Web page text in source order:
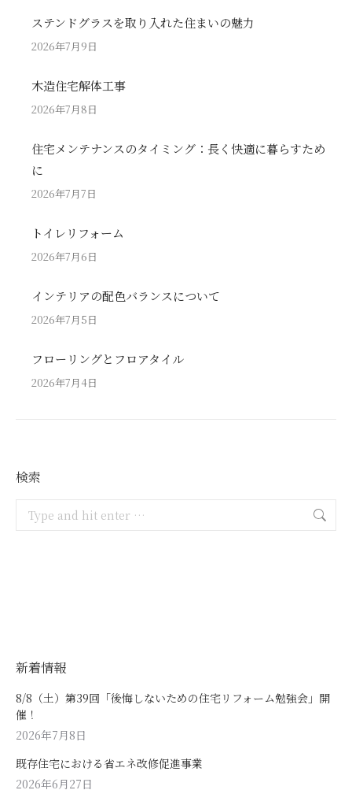
ステンドグラスを取り入れた住まいの魅力
2026年7月9日
木造住宅解体工事
2026年7月8日
住宅メンテナンスのタイミング：長く快適に暮らすため
に
2026年7月7日
トイレリフォーム
2026年7月6日
インテリアの配色バランスについて
2026年7月5日
フローリングとフロアタイル
2026年7月4日
検索
新着情報
8/8（土）第39回「後悔しないための住宅リフォーム勉強会」開
催！
2026年7月8日
既存住宅における省エネ改修促進事業
2026年6月27日